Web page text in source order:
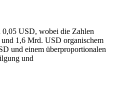
USD, wobei die Zahlen
1,6 Mrd. USD organischem
und einem überproportionalen
und